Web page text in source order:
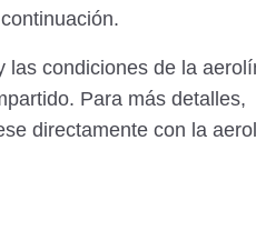
las condiciones de la
Para más detalles,
directamente con la